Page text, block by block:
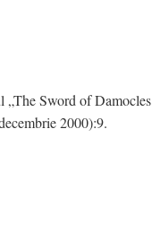
Sword of
2000):9.